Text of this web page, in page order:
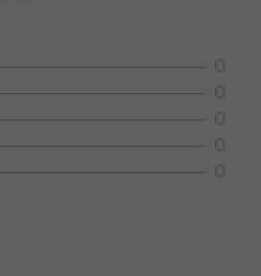
0
0
0
0
0